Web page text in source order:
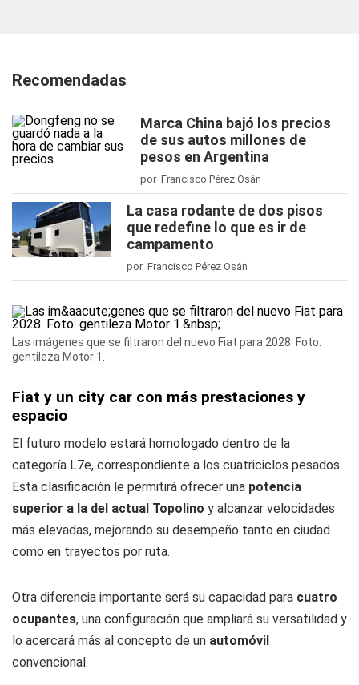
Recomendadas
Marca China bajó los precios
de sus autos millones de
pesos en Argentina
por Francisco Pérez Osán
La casa rodante de dos pisos
que redefine lo que es ir de
campamento
por Francisco Pérez Osán
Las imágenes que se filtraron del nuevo Fiat para 2028. Foto:
gentileza Motor 1.
Fiat y un city car con más prestaciones y
espacio
El futuro modelo estará homologado dentro de la
categoría L7e, correspondiente a los cuatriciclos pesados.
Esta clasificación le permitirá ofrecer una potencia
superior a la del actual Topolino y alcanzar velocidades
más elevadas, mejorando su desempeño tanto en ciudad
como en trayectos por ruta.
Otra diferencia importante será su capacidad para cuatro
ocupantes, una configuración que ampliará su versatilidad y
lo acercará más al concepto de un automóvil
convencional.